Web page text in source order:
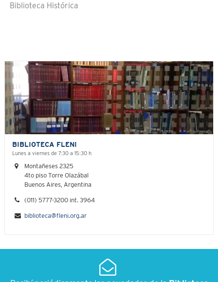
Biblioteca Histórica
BIBLIOTECA FLENI
Lunes a viernes de 7:30 a 15:30 h
Montañeses 2325
4to piso Torre Olazábal
Buenos Aires, Argentina
(011) 5777-3200 int. 3964
biblioteca@fleni.org.ar